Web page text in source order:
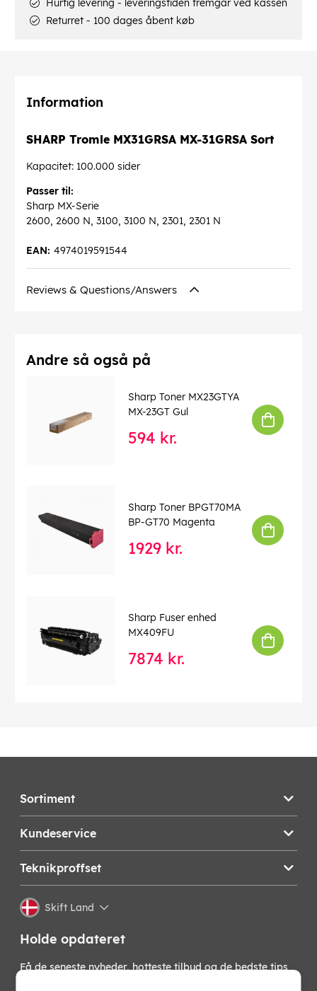
Hurtig levering - leveringstiden fremgår ved kassen
Returret - 100 dages åbent køb
Information
SHARP Tromle MX31GRSA MX-31GRSA Sort
Kapacitet: 100.000 sider
Passer til:
Sharp MX-Serie
2600, 2600 N, 3100, 3100 N, 2301, 2301 N
4974019591544
EAN:
Reviews & Questions/Answers
Andre så også på
Sharp Toner MX23GTYA
MX-23GT Gul
594 kr.
Sharp Toner BPGT70MA
BP-GT70 Magenta
1929 kr.
Sharp Fuser enhed
MX409FU
7874 kr.
Sortiment
Kundeservice
Teknikproffset
Skift Land
Holde opdateret
Få de seneste nyheder, hotteste tilbud og de bedste tips